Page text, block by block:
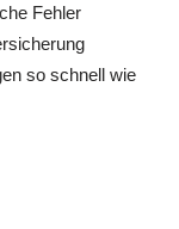
Fehler
so schnell wie